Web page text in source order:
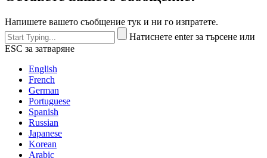
Напишете вашето съобщение тук и ни го изпратете.
Натиснете enter за търсене или
ESC за затваряне
English
French
German
Portuguese
Spanish
Russian
Japanese
Korean
Arabic